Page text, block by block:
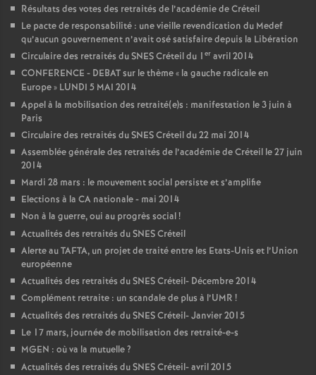
Résultats des votes des retraités de l’académie de Créteil
Le pacte de responsabilité : une vieille revendication du Medef
qu’aucun gouvernement n’avait osé satisfaire depuis la Libération
Circulaire des retraités duSNESCréteil du 1 er avril 2014
CONFERENCE - DEBATsur le thème « la gauche radicale en
Europe» LUNDI 5 MAI 2014
Appel à la mobilisation des retraité(e)s : manifestation le 3 juin à
Paris
Circulaire des retraités duSNESCréteil du 22 mai 2014
Assemblée générale des retraités de l’académie de Créteil le 27 juin
2014
Mardi 28 mars : le mouvement social persiste et s’amplifie
Elections à la CA nationale - mai 2014
Non à la guerre, oui au progrès social!
Actualités des retraités duSNESCréteil
Alerte auTAFTA, un projet de traité entre les Etats-Unis et l’Union
européenne
Actualités des retraités duSNESCréteil- Décembre 2014
Complément retraite : un scandale de plus à l’UMR !
Actualités des retraités duSNESCréteil- Janvier 2015
Le 17 mars, journée de mobilisation des retraité-e-s
MGEN : où va la mutuelle?
Actualités des retraités duSNESCréteil- avril 2015